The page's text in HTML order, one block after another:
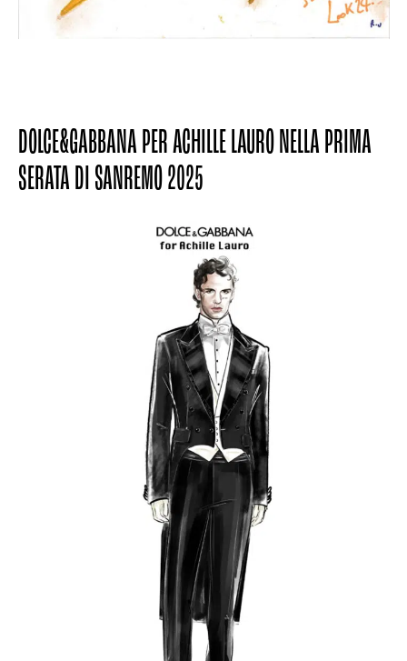
DOLCE&GABBANA PER ACHILLE LAURO NELLA PRIMA
SERATA DI SANREMO 2025